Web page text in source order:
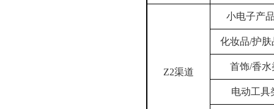
Z2渠道
小电子产
化妆品/护肤
首饰/香水
电动工具